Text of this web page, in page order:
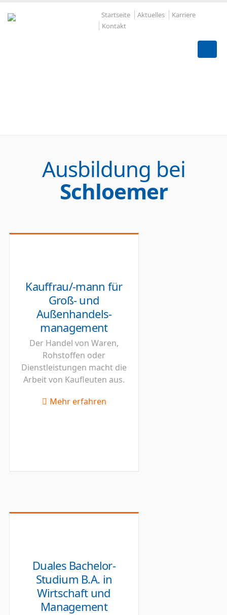
Startseite Aktuelles
Karriere
Kontakt
Ausbildung bei
Schloemer
Kauffrau/-mann für
Groß- und
Außenhandels-
management
Der Handel von Waren,
Rohstoffen oder
Dienstleistungen macht die
Arbeit von Kaufleuten aus.
Mehr erfahren
Duales Bachelor-
Studium B.A. in
Wirtschaft und
Management